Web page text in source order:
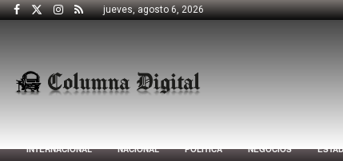
jueves, agosto 6, 2026
INTERNACIONAL NACIONAL POLÍTICA NEGOCIOS